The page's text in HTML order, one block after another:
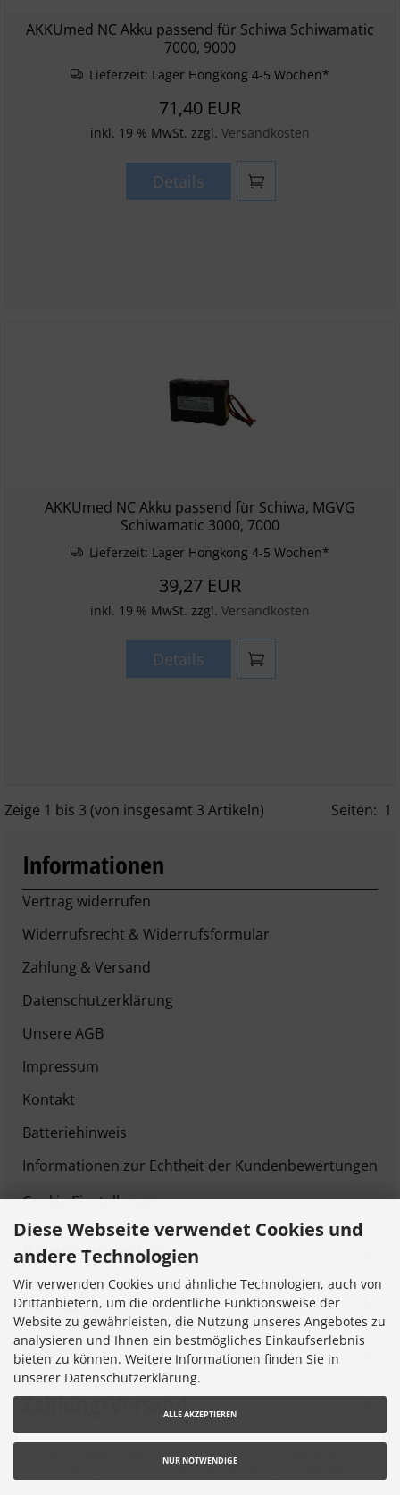
AKKUmed NC Akku passend für Schiwa Schiwamatic
7000, 9000
Lieferzeit: Lager Hongkong 4-5 Wochen*
71,40 EUR
inkl. 19 % MwSt. zzgl. Versandkosten
Details
AKKUmed NC Akku passend für Schiwa, MGVG
Schiwamatic 3000, 7000
Lieferzeit: Lager Hongkong 4-5 Wochen*
39,27 EUR
inkl. 19 % MwSt. zzgl. Versandkosten
Details
Zeige 1 bis 3 (von insgesamt 3 Artikeln) Seiten: 1
Informationen
Vertrag widerrufen
Widerrufsrecht & Widerrufsformular
Zahlung & Versand
Datenschutzerklärung
Unsere AGB
Impressum
Kontakt
Batteriehinweis
Informationen zur Echtheit der Kundenbewertungen
Cookie Einstellungen
Kundenservice
Kontakt
Siegel
Zahlung/Versand
Diese Webseite verwendet Cookies und
andere Technologien
Wir verwenden Cookies und ähnliche Technologien, auch von
Drittanbietern, um die ordentliche Funktionsweise der
Website zu gewährleisten, die Nutzung unseres Angebotes zu
analysieren und Ihnen ein bestmögliches Einkaufserlebnis
bieten zu können. Weitere Informationen finden Sie in
unserer Datenschutzerklärung.
ALLE AKZEPTIEREN
NUR NOTWENDIGE